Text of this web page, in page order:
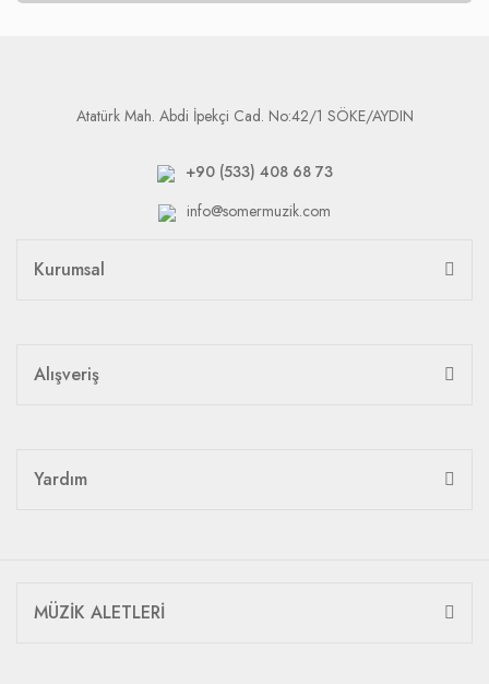
Atatürk Mah. Abdi İpekçi Cad. No:42/1 SÖKE/AYDIN
+90 (533) 408 68 73
info@somermuzik.com
Kurumsal
Alışveriş
Yardım
MÜZİK ALETLERİ